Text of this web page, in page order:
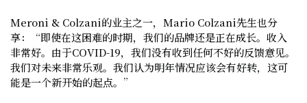
Meroni & Colzani的业主之一，Mario Colzani先生也分
享：“即使在这困难的时期，我们的品牌还是正在成长。收入
非常好。由于COVID-19，我们没有收到任何不好的反馈意见。
我们对未来非常乐观。我们认为明年情况应该会有好转，这可
能是一个新开始的起点。”